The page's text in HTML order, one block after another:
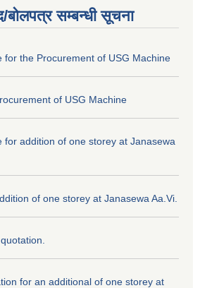
बोलपत्र सम्बन्धी सूचना
for the Procurement of USG Machine
of USG Machine
for addition of one storey at Janasewa
of one storey at Janasewa Aa.Vi.
for an additional of one storey at